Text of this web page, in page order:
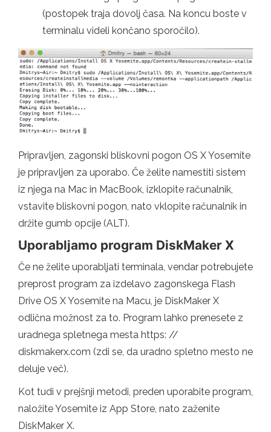
(postopek traja dovolj časa. Na koncu boste v
terminalu videli končano sporočilo).
Pripravljen, zagonski bliskovni pogon OS X Yosemite
je pripravljen za uporabo. Če želite namestiti sistem
iz njega na Mac in MacBook, izklopite računalnik,
vstavite bliskovni pogon, nato vklopite računalnik in
držite gumb opcije (ALT).
Uporabljamo program DiskMaker X
Če ne želite uporabljati terminala, vendar potrebujete
preprost program za izdelavo zagonskega Flash
Drive OS X Yosemite na Macu, je DiskMaker X
odlična možnost za to. Program lahko prenesete z
uradnega spletnega mesta https: //
diskmakerx.com (zdi se, da uradno spletno mesto ne
deluje več).
Kot tudi v prejšnji metodi, preden uporabite program,
naložite Yosemite iz App Store, nato zaženite
DiskMaker X.